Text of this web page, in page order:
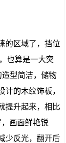
的区域了，挡位
也算是一大突
型简洁，储物
计的木纹饰板，
提升起来，相比
画面鲜艳锐
少反光，翻开后